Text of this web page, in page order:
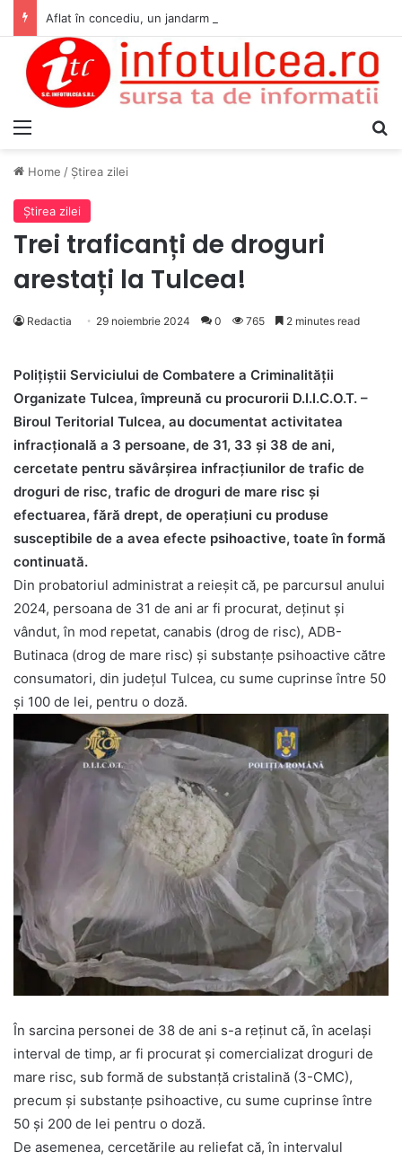
Home / Ştirea zilei
Ştirea zilei
Trei traficanți de droguri
arestați la Tulcea!
Redactia 29 noiembrie 2024 0 765 2 minutes read
Polițiștii Serviciului de Combatere a Criminalității
Organizate Tulcea, împreună cu procurorii D.I.I.C.O.T. –
Biroul Teritorial Tulcea, au documentat activitatea
infracțională a 3 persoane, de 31, 33 și 38 de ani,
cercetate pentru săvârșirea infracțiunilor de trafic de
droguri de risc, trafic de droguri de mare risc și
efectuarea, fără drept, de operaţiuni cu produse
susceptibile de a avea efecte psihoactive, toate în formă
continuată.
Din probatoriul administrat a reieșit că, pe parcursul anului
2024, persoana de 31 de ani ar fi procurat, deținut și
vândut, în mod repetat, canabis (drog de risc), ADB-
Butinaca (drog de mare risc) și substanțe psihoactive către
consumatori, din județul Tulcea, cu sume cuprinse între 50
și 100 de lei, pentru o doză.
În sarcina personei de 38 de ani s-a reținut că, în același
interval de timp, ar fi procurat și comercializat droguri de
mare risc, sub formă de substanță cristalină (3-CMC),
precum și substanțe psihoactive, cu sume cuprinse între
50 și 200 de lei pentru o doză.
De asemenea, cercetările au reliefat că, în intervalul